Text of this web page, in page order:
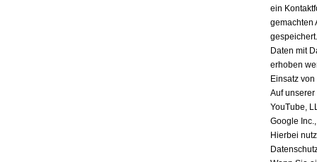
ein
gemachten
Daten mit
erhoben
Einsatz
Auf
YouTube,
Google
Hierbei